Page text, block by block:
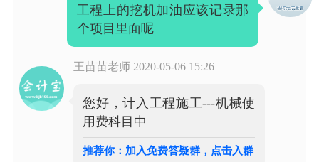
工程上的挖机加油应该记录那
个项目里面呢
王苗苗老师 2020-05-06 15:26
您好，计入工程施工---机械使
用费科目中
推荐你：加入免费答疑群，点击入群